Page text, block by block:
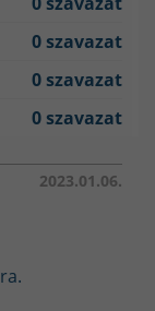
0 szavazat
0 szavazat
0 szavazat
2023.01.06.